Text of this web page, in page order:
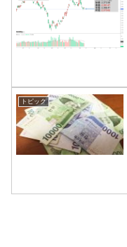
トピック